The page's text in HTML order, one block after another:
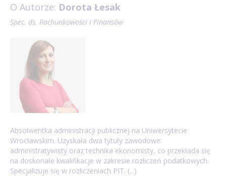
O Autorze: Dorota Łesak
Spec. ds. Rachunkowości i Finansów
Absolwentka administracji publicznej na Uniwersytecie
Wrocławskim. Uzyskała dwa tytuły zawodowe:
administratywisty oraz technika ekonomisty, co przekłada się
na doskonałe kwalifikacje w zakresie rozliczeń podatkowych.
Specjalizuje się w rozliczeniach PIT. (...)